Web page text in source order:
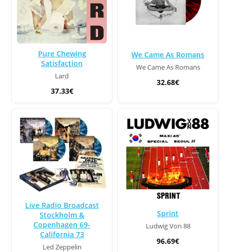
Pure Chewing
Satisfaction
Lard
37.33€
We Came As Romans
We Came As Romans
32.68€
Live Radio Broadcast
Stockholm &
Copenhagen 69-
California 73
Led Zeppelin
Sprint
Ludwig Von 88
96.69€